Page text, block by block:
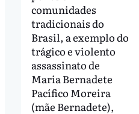
comunidades
tradicionais do
Brasil, a exemplo do
trágico e violento
assassinato de
Maria Bernadete
Pacífico Moreira
(mãe Bernadete),